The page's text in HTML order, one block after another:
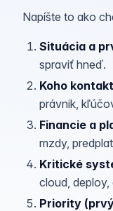
Napíšte to ako
Situácia a
spraviť hneď.
Koho
právnik,
Financie a
mzdy,
Kritické
cloud, deploy,
Priority